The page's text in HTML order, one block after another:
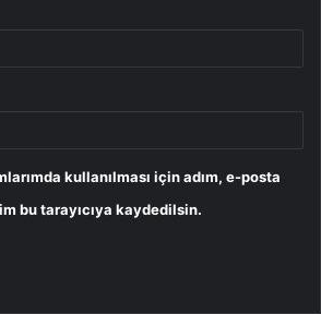
kullanılması için adım, e-posta
bu tarayıcıya kaydedilsin.